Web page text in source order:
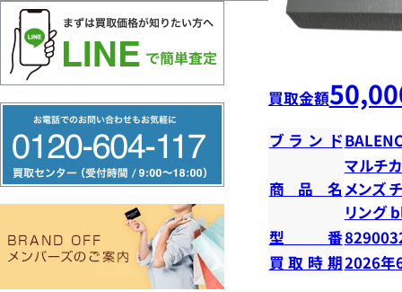
リ
ー
ヤ
買取金額
ブランド
商品名
マルチ
メンズ
リング
型番
買取時期2026年